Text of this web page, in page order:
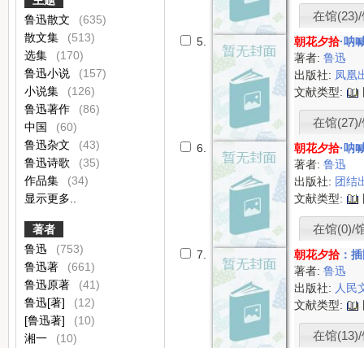
鲁迅散文
(635)
散文集
(513)
选集
(170)
鲁迅小说
(157)
小说集
(126)
鲁迅著作
(86)
中国
(60)
鲁迅杂文
(43)
鲁迅诗歌
(35)
作品集
(34)
显示更多..
著者
鲁迅
(753)
鲁迅著
(661)
鲁迅原著
(41)
鲁迅[著]
(12)
[鲁迅著]
(10)
湘一
(10)
在馆
5. 朝花夕拾·呐
著者:鲁迅
出版社: 凤凰
文献类型:
在馆
6. 朝花夕拾·呐
著者:鲁迅
出版社: 团结
文献类型:
在馆(0)/
7. 朝花夕拾：
著者:鲁迅
出版社: 人民
文献类型:
在馆